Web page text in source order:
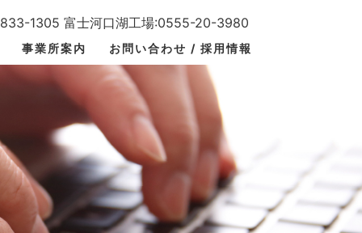
1305 富士河口湖工場:0555-20-3980
事業所案内 お問い合わせ / 採用情報